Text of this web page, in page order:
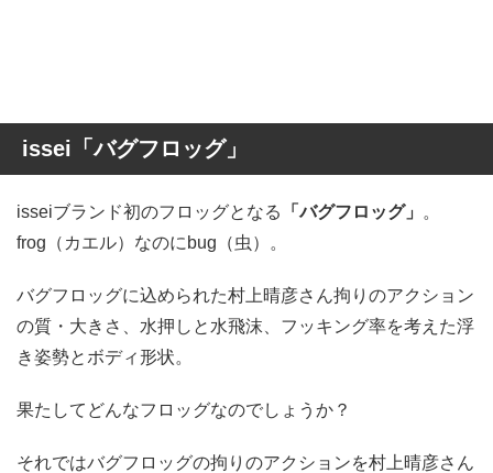
issei「バグフロッグ」
isseiブランド初のフロッグとなる 「バグフロッグ」
。
frog（カエル）なのにbug（虫）。
バグフロッグに込められた村上晴彦さん拘りのアクション
の質・大きさ、水押しと水飛沫、フッキング率を考えた浮
き姿勢とボディ形状。
果たしてどんなフロッグなのでしょうか？
それではバグフロッグの拘りのアクションを村上晴彦さん